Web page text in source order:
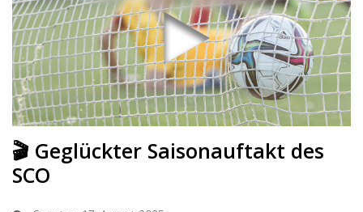
🎬 Geglückter Saisonauftakt des
SCO